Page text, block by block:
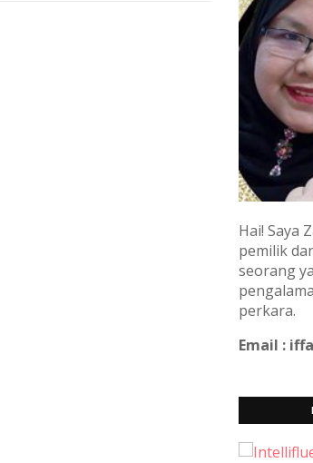
Hai! Saya
pemilik
seorang
perkara.
Email :